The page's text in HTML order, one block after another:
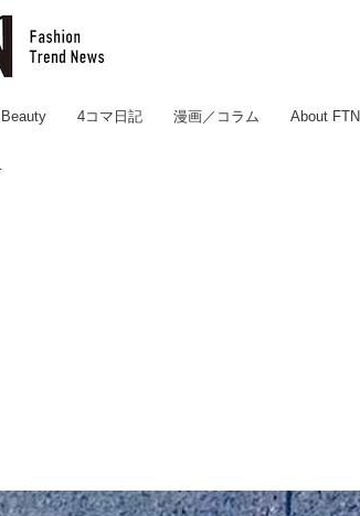
4コマ日記 漫画／コラム About FTN